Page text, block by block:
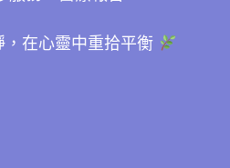
在心靈中重拾平衡